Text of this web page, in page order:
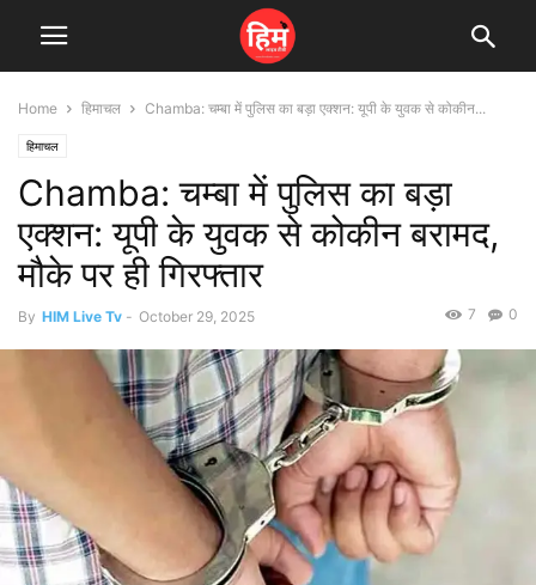
Home हिमाचल Chamba: चम्बा में पुलिस का बड़ा एक्शन: यूपी के युवक से कोकीन...
हिमाचल
Chamba: चम्बा में पुलिस का बड़ा
एक्शन: यूपी के युवक से कोकीन बरामद,
मौके पर ही गिरफ्तार
By HIM Live Tv - October 29, 2025 0
7